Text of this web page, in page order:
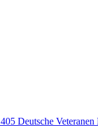
405 Deutsche Veteranen